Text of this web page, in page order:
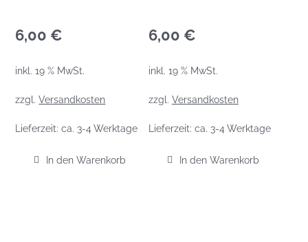
6,00 €
inkl. 19 % MwSt.
zzgl.Versandkosten
Lieferzeit:ca. 3-4 Werktage
In den Warenkorb
6,00 €
inkl. 19 % MwSt.
zzgl. Versandkosten
Lieferzeit: ca. 3-4 Werktage
In den Warenkorb